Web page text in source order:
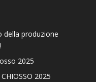
della produzione
2025
2025